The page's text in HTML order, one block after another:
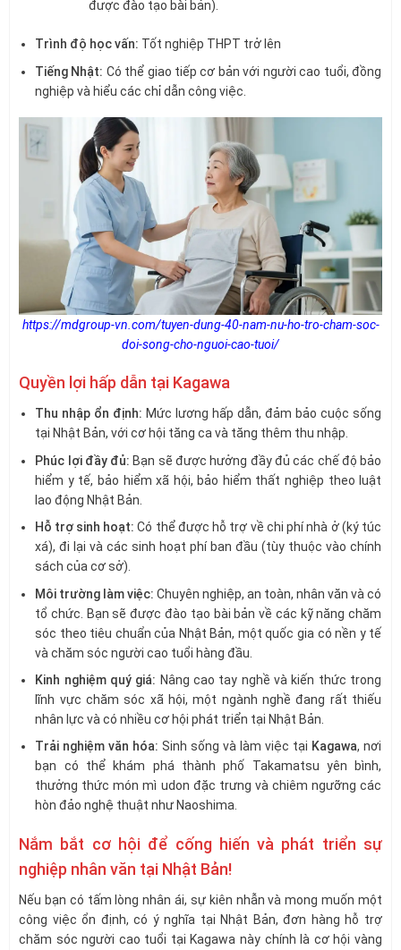
được đào tạo bài bản).
Trình độ học vấn: Tốt nghiệp THPT trở lên
Tiếng Nhật: Có thể giao tiếp cơ bản với người cao tuổi, đồng
nghiệp và hiểu các chỉ dẫn công việc.
https://mdgroup-vn.com/tuyen-dung-40-nam-nu-ho-tro-cham-soc-
doi-song-cho-nguoi-cao-tuoi/
Quyền lợi hấp dẫn tại Kagawa
Thu nhập ổn định: Mức lương hấp dẫn, đảm bảo cuộc sống
tại Nhật Bản, với cơ hội tăng ca và tăng thêm thu nhập.
Phúc lợi đầy đủ: Bạn sẽ được hưởng đầy đủ các chế độ bảo
hiểm y tế, bảo hiểm xã hội, bảo hiểm thất nghiệp theo luật
lao động Nhật Bản.
Hỗ trợ sinh hoạt: Có thể được hỗ trợ về chi phí nhà ở (ký túc
xá), đi lại và các sinh hoạt phí ban đầu (tùy thuộc vào chính
sách của cơ sở).
Môi trường làm việc: Chuyên nghiệp, an toàn, nhân văn và có
tổ chức. Bạn sẽ được đào tạo bài bản về các kỹ năng chăm
sóc theo tiêu chuẩn của Nhật Bản, một quốc gia có nền y tế
và chăm sóc người cao tuổi hàng đầu.
Kinh nghiệm quý giá: Nâng cao tay nghề và kiến thức trong
lĩnh vực chăm sóc xã hội, một ngành nghề đang rất thiếu
nhân lực và có nhiều cơ hội phát triển tại Nhật Bản.
Trải nghiệm văn hóa: Sinh sống và làm việc tại Kagawa, nơi
bạn có thể khám phá thành phố Takamatsu yên bình,
thưởng thức món mì udon đặc trưng và chiêm ngưỡng các
hòn đảo nghệ thuật như Naoshima.
Nắm bắt cơ hội để cống hiến và phát triển sự
nghiệp nhân văn tại Nhật Bản!
Nếu bạn có tấm lòng nhân ái, sự kiên nhẫn và mong muốn một
công việc ổn định, có ý nghĩa tại Nhật Bản, đơn hàng hỗ trợ
chăm sóc người cao tuổi tại Kagawa này chính là cơ hội vàng